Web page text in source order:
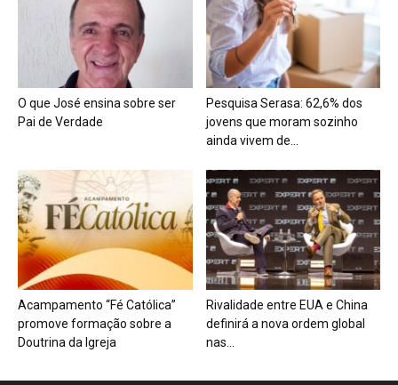
O que José ensina sobre ser
Pai de Verdade
Pesquisa Serasa: 62,6% dos
jovens que moram sozinho
ainda vivem de...
Acampamento “Fé Católica”
promove formação sobre a
Doutrina da Igreja
Rivalidade entre EUA e China
definirá a nova ordem global
nas...